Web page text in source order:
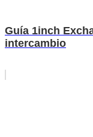
Guía 1inch
intercambio